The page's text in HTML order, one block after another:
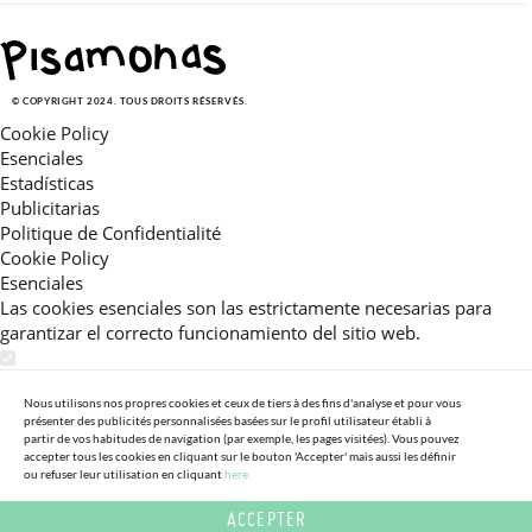
© COPYRIGHT 2024. TOUS DROITS RÉSERVÉS.
Cookie Policy
Esenciales
Estadísticas
Publicitarias
Politique de Confidentialité
Cookie Policy
Esenciales
Las cookies esenciales son las estrictamente necesarias para
garantizar el correcto funcionamiento del sitio web.
Estas cookies nos permiten ofrecerle una experiencia en el sitio
adaptada a su navegación (recomendaciones de producto
personalizadas, énfasis en categorías frecuentemente
consultadas, etc).Al activar esta cookie, nos ayuda a mejorar aún
más su experiencia.
Nous utilisons nos propres cookies et ceux de tiers à des fins d'analyse et pour vous
présenter des publicités personnalisées basées sur le profil utilisateur établi à
partir de vos habitudes de navigation (par exemple, les pages visitées). Vous pouvez
accepter tous les cookies en cliquant sur le bouton 'Accepter' mais aussi les définir
ou refuser leur utilisation en cliquanthere.
ACCEPTER